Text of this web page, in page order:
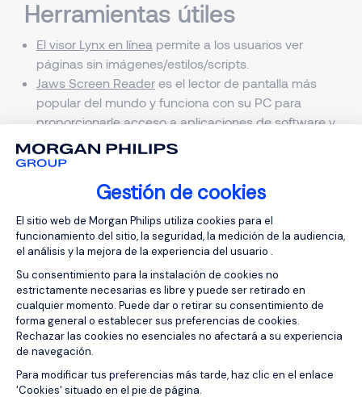
Gestión de cookies
Plataforma de Gestión de
El sitio web de Morgan Philips utiliza cookies para el
funcionamiento del sitio, la seguridad, la medición de la audiencia,
el análisis y la mejora de la experiencia del usuario .
Su consentimiento para la instalación de cookies no
estrictamente necesarias es libre y puede ser retirado en
cualquier momento. Puede dar o retirar su consentimiento de
forma general o establecer sus preferencias de cookies.
Rechazar las cookies no esenciales no afectará a su experiencia
de navegación.
Para modificar tus preferencias más tarde, haz clic en el enlace
'Cookies' situado en el pie de página.
Herramientas útiles
El visor Lynx en línea permite a los usuarios ver
páginas sin imágenes/estilos/scripts.
Jaws Screen Reader es el lector de pantalla más
popular del mundo y funciona con su PC para
proporcionarle acceso a aplicaciones de software y
a Internet.
Las herramientas de conversión de Adobe en línea
convierten a texto archivos PDF de Adobe en inglés
y en la mayoría de los idiomas de Europa
Occidental.
Preguntas
Si tiene alguna pregunta o comentario sobre la
accesibilidad de cualquiera de los sitios web de
Morgan Philips, envíenos un correo electrónico a
global-marketing@morganphilips.comy un miembro
de nuestro equipo le responderá.